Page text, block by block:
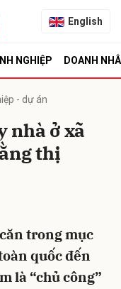
English
NGHIỆP DOANH
- dự án
nhà ở xã
thị
trong mục
quốc đến
là “chủ công”
Hủy